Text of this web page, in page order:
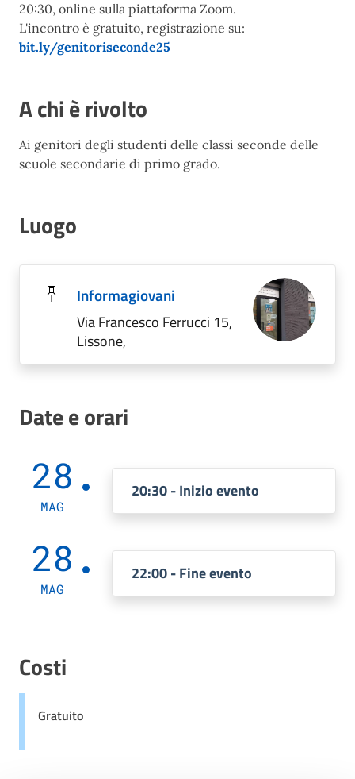
20:30, online sulla piattaforma Zoom.
L'incontro è gratuito, registrazione su:
bit.ly/genitoriseconde25
A chi è rivolto
Ai genitori degli studenti delle classi seconde delle
scuole secondarie di primo grado.
Luogo
Informagiovani
Via Francesco Ferrucci 15,
Lissone,
Date e orari
28
MAG
20:30 - Inizio evento
28
MAG
22:00 - Fine evento
Costi
Gratuito